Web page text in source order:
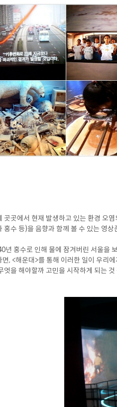
곳곳에서 현재 발생하고 있는 환경 오
홍수 등)을 음향과 함께 볼 수 있는 영
년 홍수로 인해 물에 잠겨버린 서울을
면, <해운대>를 통해 이러한 일이 우리
엇을 해야할까 고민을 시작하게 되는 것